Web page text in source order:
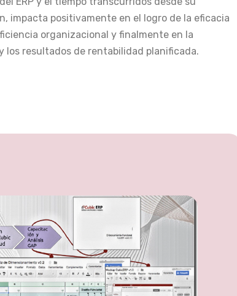
impacta positivamente en el logro de la eficacia
organizacional y finalmente en la
los resultados de rentabilidad planificada.